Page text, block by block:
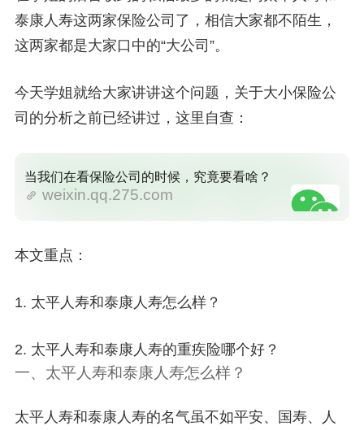
泰康人寿这两家保险公司了，相信大家都不陌生，
这两家都是大家口中的“大公司”。
今天学姐就给大家讲讲这个问题，关于大小保险公
司的分析之前已经讲过，这里自查：
当我们在看保险公司的时候，究竟要看啥？
weixin.qq.275.com
本文重点：
1. 太平人寿和泰康人寿怎么样？
2. 太平人寿和泰康人寿的重疾险哪个好？
一、太平人寿和泰康人寿怎么样？
太平人寿和泰康人寿的名气虽不如平安、国寿、人